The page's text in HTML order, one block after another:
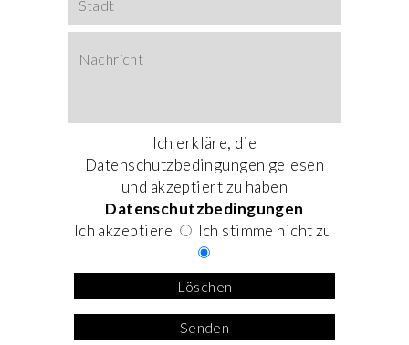
Ich erkläre, die
Datenschutzbedingungen gelesen
und akzeptiert zu haben
Datenschutzbedingungen
Ich akzeptiere
Ich stimme nicht zu